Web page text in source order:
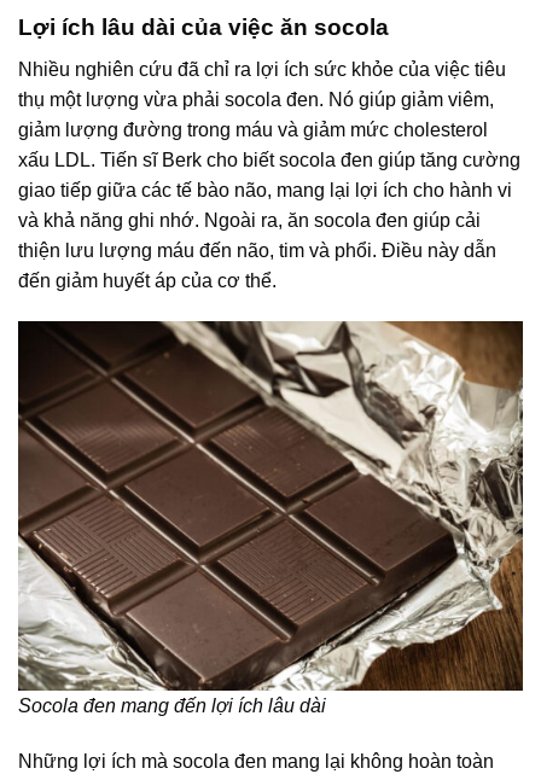
Lợi ích lâu dài của việc ăn socola
Nhiều nghiên cứu đã chỉ ra lợi ích sức khỏe của việc tiêu
thụ một lượng vừa phải socola đen. Nó giúp giảm viêm,
giảm lượng đường trong máu và giảm mức cholesterol
xấu LDL. Tiến sĩ Berk cho biết socola đen giúp tăng cường
giao tiếp giữa các tế bào não, mang lại lợi ích cho hành vi
và khả năng ghi nhớ. Ngoài ra, ăn socola đen giúp cải
thiện lưu lượng máu đến não, tim và phổi. Điều này dẫn
đến giảm huyết áp của cơ thể.
Socola đen mang đến lợi ích lâu dài
Những lợi ích mà socola đen mang lại không hoàn toàn